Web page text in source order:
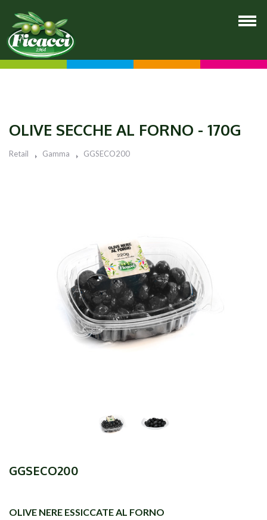
OLIVE SECCHE AL FORNO - 170G
Retail Gamma GGSECO200
GGSECO200
OLIVE NERE ESSICCATE AL FORNO